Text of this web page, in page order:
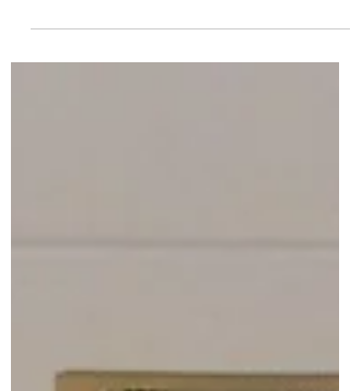
dem Edewechter Weihnachtsmarkt ein ...